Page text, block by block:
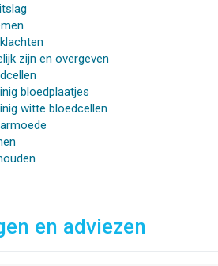
zijn en overgeven
bloedplaatjes
witte bloedcellen
en adviezen